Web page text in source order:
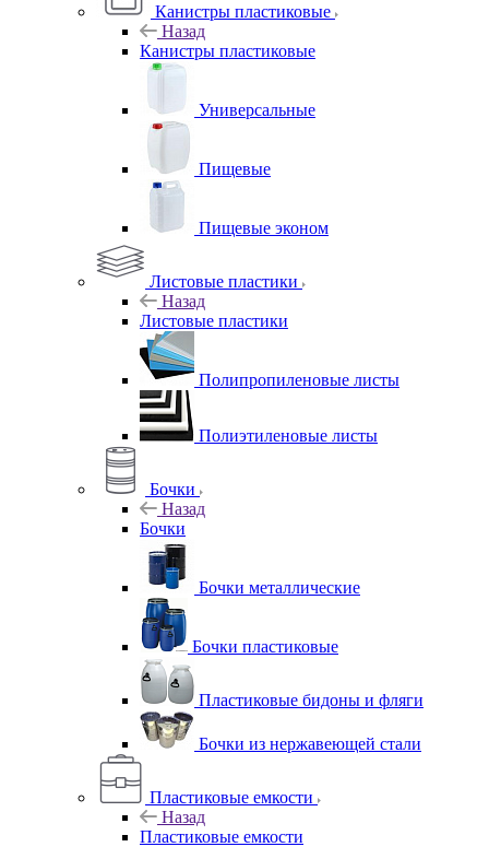
Канистры пластиковые
Назад
Канистры пластиковые
Универсальные
Пищевые
Пищевые эконом
Листовые пластики
Назад
Листовые пластики
Полипропиленовые листы
Полиэтиленовые листы
Бочки
Назад
Бочки
Бочки металлические
Бочки пластиковые
Пластиковые бидоны и фляги
Бочки из нержавеющей стали
Пластиковые емкости
Назад
Пластиковые емкости